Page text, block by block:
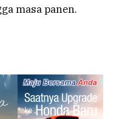
masa panen.